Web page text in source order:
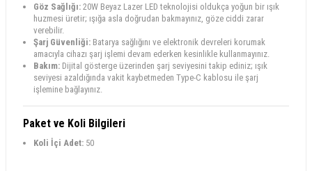
Göz Sağlığı: 20W Beyaz Lazer LED teknolojisi oldukça yoğun bir ışık
huzmesi üretir; ışığa asla doğrudan bakmayınız, göze ciddi zarar
verebilir.
Şarj Güvenliği: Batarya sağlığını ve elektronik devreleri korumak
amacıyla cihazı şarj işlemi devam ederken kesinlikle kullanmayınız.
Bakım: Dijital gösterge üzerinden şarj seviyesini takip ediniz; ışık
seviyesi azaldığında vakit kaybetmeden Type-C kablosu ile şarj
işlemine bağlayınız.
Paket ve Koli Bilgileri
Koli İçi Adet: 50